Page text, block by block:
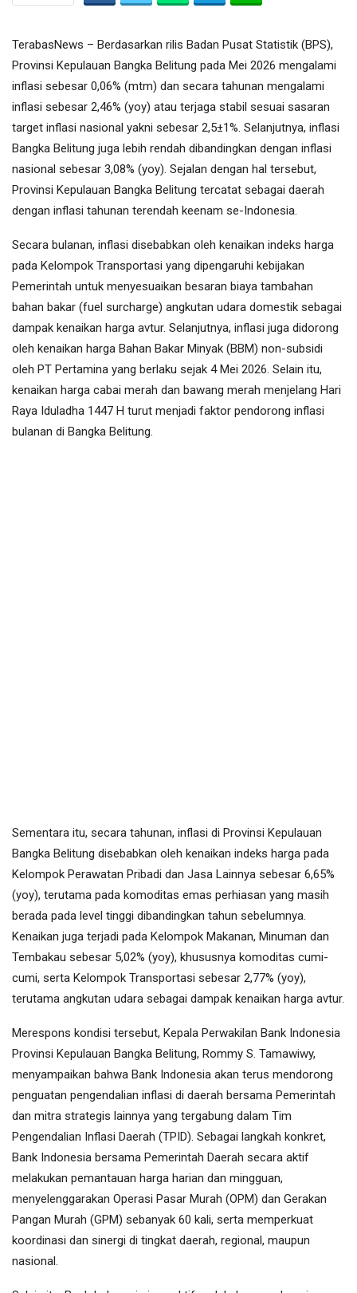
TerabasNews – Berdasarkan rilis Badan Pusat Statistik (BPS),
Provinsi Kepulauan Bangka Belitung pada Mei 2026 mengalami
inflasi sebesar 0,06% (mtm) dan secara tahunan mengalami
inflasi sebesar 2,46% (yoy) atau terjaga stabil sesuai sasaran
target inflasi nasional yakni sebesar 2,5±1%. Selanjutnya, inflasi
Bangka Belitung juga lebih rendah dibandingkan dengan inflasi
nasional sebesar 3,08% (yoy). Sejalan dengan hal tersebut,
Provinsi Kepulauan Bangka Belitung tercatat sebagai daerah
dengan inflasi tahunan terendah keenam se-Indonesia.
Secara bulanan, inflasi disebabkan oleh kenaikan indeks harga
pada Kelompok Transportasi yang dipengaruhi kebijakan
Pemerintah untuk menyesuaikan besaran biaya tambahan
bahan bakar (fuel surcharge) angkutan udara domestik sebagai
dampak kenaikan harga avtur. Selanjutnya, inflasi juga didorong
oleh kenaikan harga Bahan Bakar Minyak (BBM) non-subsidi
oleh PT Pertamina yang berlaku sejak 4 Mei 2026. Selain itu,
kenaikan harga cabai merah dan bawang merah menjelang Hari
Raya Iduladha 1447 H turut menjadi faktor pendorong inflasi
bulanan di Bangka Belitung.
Sementara itu, secara tahunan, inflasi di Provinsi Kepulauan
Bangka Belitung disebabkan oleh kenaikan indeks harga pada
Kelompok Perawatan Pribadi dan Jasa Lainnya sebesar 6,65%
(yoy), terutama pada komoditas emas perhiasan yang masih
berada pada level tinggi dibandingkan tahun sebelumnya.
Kenaikan juga terjadi pada Kelompok Makanan, Minuman dan
Tembakau sebesar 5,02% (yoy), khususnya komoditas cumi-
cumi, serta Kelompok Transportasi sebesar 2,77% (yoy),
terutama angkutan udara sebagai dampak kenaikan harga avtur.
Merespons kondisi tersebut, Kepala Perwakilan Bank Indonesia
Provinsi Kepulauan Bangka Belitung, Rommy S. Tamawiwy,
menyampaikan bahwa Bank Indonesia akan terus mendorong
penguatan pengendalian inflasi di daerah bersama Pemerintah
dan mitra strategis lainnya yang tergabung dalam Tim
Pengendalian Inflasi Daerah (TPID). Sebagai langkah konkret,
Bank Indonesia bersama Pemerintah Daerah secara aktif
melakukan pemantauan harga harian dan mingguan,
menyelenggarakan Operasi Pasar Murah (OPM) dan Gerakan
Pangan Murah (GPM) sebanyak 60 kali, serta memperkuat
koordinasi dan sinergi di tingkat daerah, regional, maupun
nasional.